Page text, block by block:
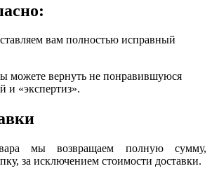
вам полностью исправный
можете вернуть не понравившуюся
и «экспертиз».
мы возвращаем полную сумму,
за исключением стоимости доставки.